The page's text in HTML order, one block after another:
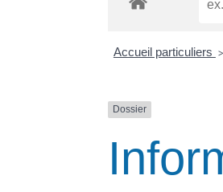
Accueil particuliers >
Dossier